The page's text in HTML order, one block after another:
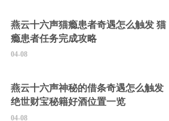
燕云十六声猫瘾患者奇遇怎么触发 猫
瘾患者任务完成攻略
04-08
燕云十六声神秘的借条奇遇怎么触发
绝世财宝秘籍好酒位置一览
04-08